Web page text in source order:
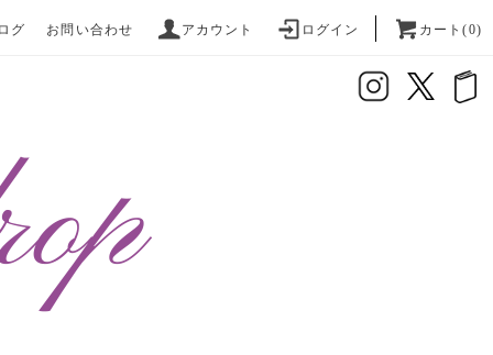
グ お問い合わせ アカウント ログイン カート(0)